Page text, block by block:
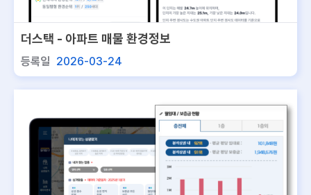
더스택 - 아파트 매물 환경정보
등록일 2026-03-24